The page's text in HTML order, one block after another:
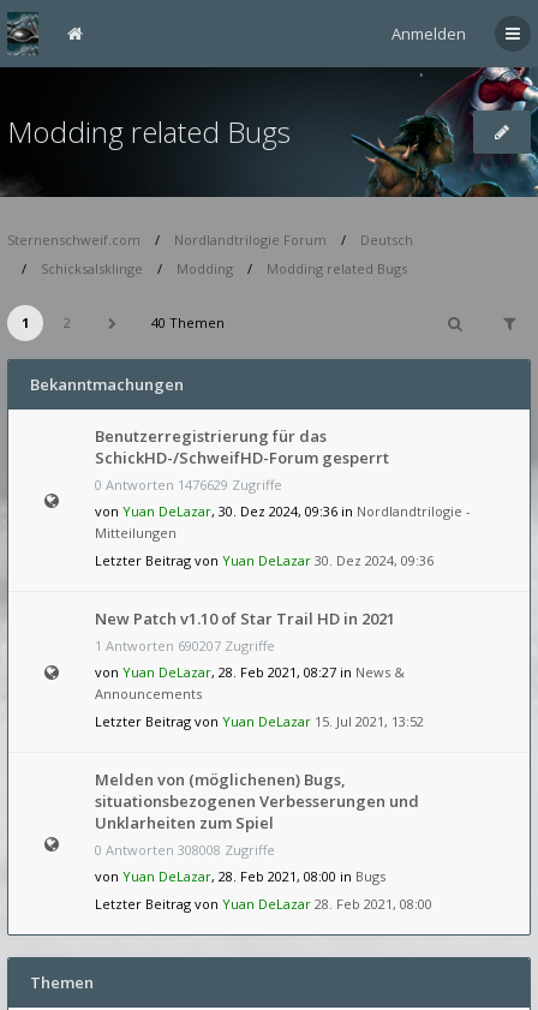
Anmelden
Modding related Bugs
Sternenschweif.com Nordlandtrilogie Forum
Deutsch
Schicksalsklinge
Modding Modding related Bugs
1 2 40 Themen
Bekanntmachungen
Benutzerregistrierung für das
SchickHD-/SchweifHD-Forum gesperrt
0 Antworten 1476629 Zugriffe
von Yuan DeLazar, 30. Dez 2024, 09:36 in Nordlandtrilogie -
Mitteilungen
Letzter Beitrag von Yuan DeLazar 30. Dez 2024, 09:36
New Patch v1.10 of Star Trail HD in 2021
1 Antworten 690207 Zugriffe
von Yuan DeLazar, 28. Feb 2021, 08:27 in News &
Announcements
Letzter Beitrag von Yuan DeLazar 15. Jul 2021, 13:52
Melden von (möglichenen) Bugs,
situationsbezogenen Verbesserungen und
Unklarheiten zum Spiel
0 Antworten 308008 Zugriffe
von Yuan DeLazar, 28. Feb 2021, 08:00 in Bugs
Letzter Beitrag von Yuan DeLazar 28. Feb 2021, 08:00
Themen